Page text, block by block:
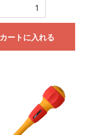
カートに入れる